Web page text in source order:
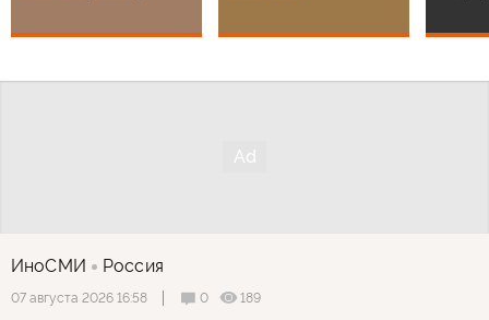
ИноСМИ Россия
07 августа 2026 16:58 0
189